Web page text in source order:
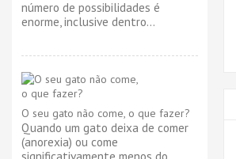
número de possibilidades é
enorme, inclusive dentro...
O seu gato não come, o que fazer?
Quando um gato deixa de comer
(anorexia) ou come
significativamente menos do